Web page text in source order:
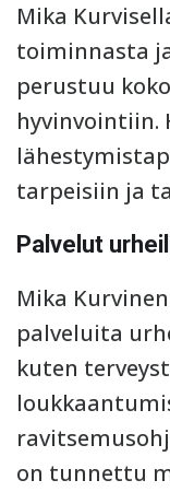
Mika
toiminnasta
perustuu
hyvinvointiin.
tarpeisiin ja
Palvelut
Mika
palveluita
kuten
on tunnettu